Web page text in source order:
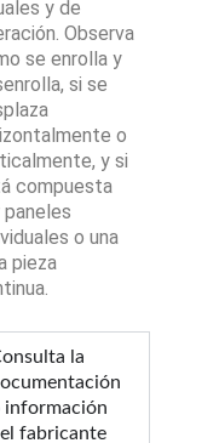
y de
Observa
se enrolla y
si se
o
y si
compuesta
paneles
o una
pieza
la
información
fabricante